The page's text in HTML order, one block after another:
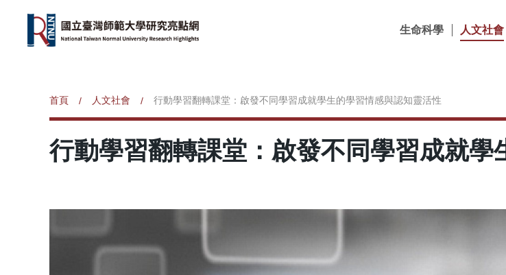
生命科學 人文社會
首頁 / 人文社會 / 行動學習翻轉課堂：啟發不同學習成就學生的學習情感與認知靈活性
行動學習翻轉課堂：啟發不同學習成就學